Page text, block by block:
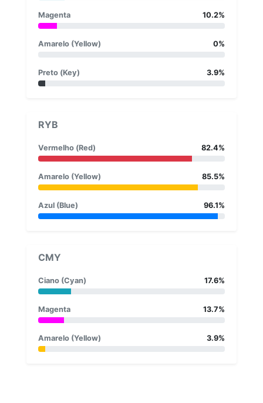
Magenta 10.2%
Amarelo (Yellow) 0%
Preto (Key) 3.9%
RYB
Vermelho (Red) 82.4%
Amarelo (Yellow) 85.5%
Azul (Blue) 96.1%
CMY
Ciano (Cyan) 17.6%
Magenta 13.7%
Amarelo (Yellow) 3.9%